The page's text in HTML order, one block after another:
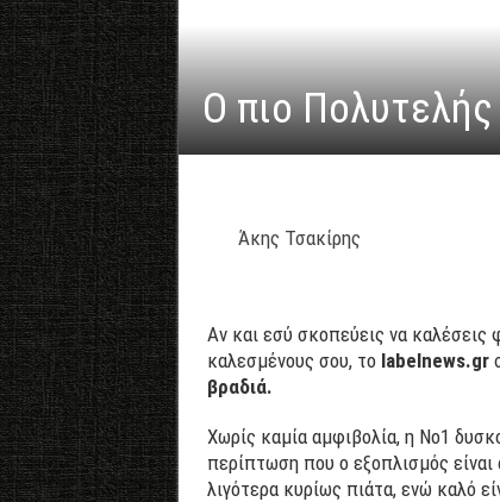
Ο πιο
Άκης Τσακίρης
Αν και εσύ σκοπεύεις να καλέσεις
καλεσμένους σου, το labelnews.gr
βραδιά.
Χωρίς καμία αμφιβολία, η Νο1
περίπτωση που ο εξοπλισμός είναι
λιγότερα κυρίως πιάτα, ενώ καλό